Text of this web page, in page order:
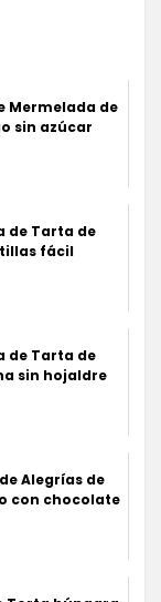
Mermelada de
sin azúcar
de Tarta de
fácil
de Tarta de
sin hojaldre
Alegrías de
con chocolate